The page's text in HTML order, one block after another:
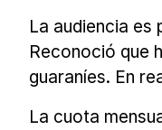
La audiencia es
Reconoció que
guaraníes. En
La cuota